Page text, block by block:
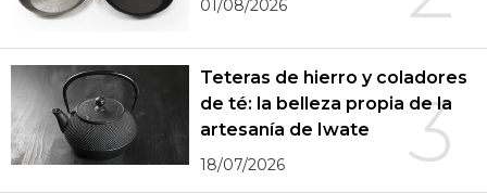
01/08/2026
3
Teteras de hierro y coladores
de té: la belleza propia de la
artesanía de Iwate
18/07/2026